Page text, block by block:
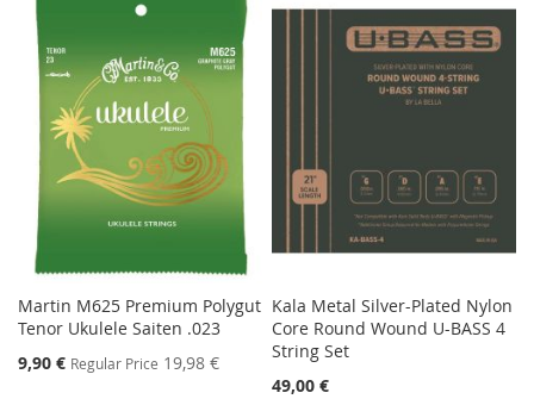
HINZUFÜGEN
Martin M625 Premium Polygut
Tenor Ukulele Saiten .023
Special
9,90 € Regular Price 19,98 €
Kala Metal Silver-Plated Nylon
Core Round Wound U-BASS 4
String Set
49,00 €